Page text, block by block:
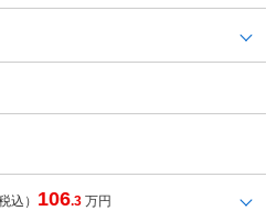
込） 106.3 万円